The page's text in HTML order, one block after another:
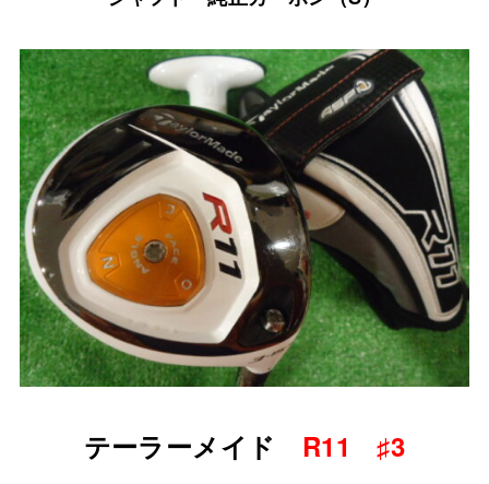
テーラーメイド R11 ♯3